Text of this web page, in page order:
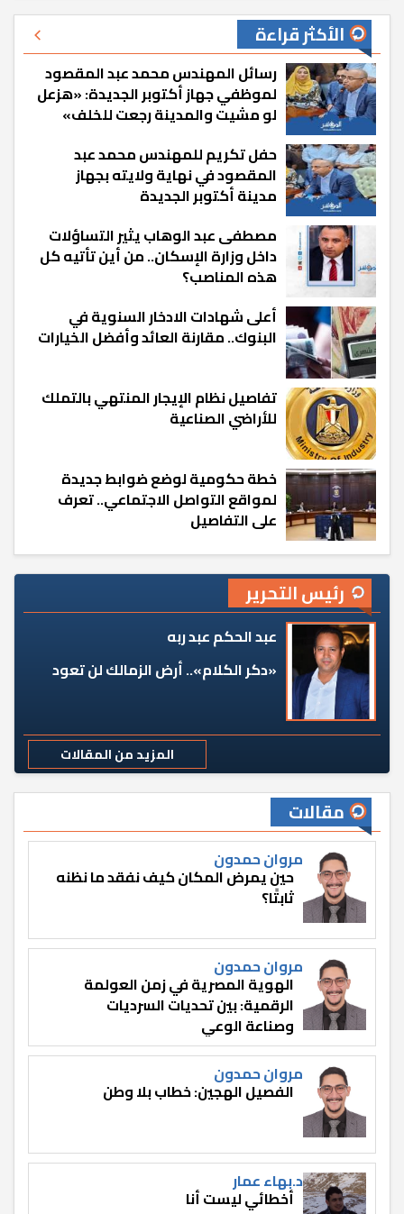
الأكثر قراءة
رسائل المهندس محمد عبد المقصود
لموظفي جهاز أكتوبر الجديدة: «هزعل
لو مشيت والمدينة رجعت للخلف»
حفل تكريم للمهندس محمد عبد
المقصود في نهاية ولايته بجهاز
مدينة أكتوبر الجديدة
مصطفى عبد الوهاب يثير التساؤلات
داخل وزارة الإسكان.. من أين تأتيه كل
هذه المناصب؟
أعلى شهادات الادخار السنوية في
البنوك.. مقارنة العائد وأفضل الخيارات
تفاصيل نظام الإيجار المنتهي بالتملك
للأراضي الصناعية
خطة حكومية لوضع ضوابط جديدة
لمواقع التواصل الاجتماعي.. تعرف
على التفاصيل
رئيس التحرير
عبد الحكم عبد ربه
«دكر الكلام».. أرض الزمالك لن تعود
المزيد من المقالات
مقالات
مروان حمدون
حين يمرض المكان كيف نفقد ما نظنه
ثابتًا؟
مروان حمدون
الهوية المصرية في زمن العولمة
الرقمية: بين تحديات السرديات
وصناعة الوعي
مروان حمدون
الفصيل الهجين: خطاب بلا وطن
د.بهاء عمار
أخطائي ليست أنا